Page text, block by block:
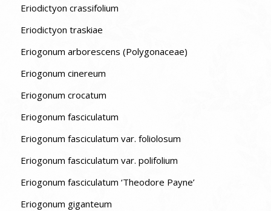
Eriodictyon crassifolium
Eriodictyon traskiae
Eriogonum arborescens (Polygonaceae)
Eriogonum cinereum
Eriogonum crocatum
Eriogonum fasciculatum
Eriogonum fasciculatum var. foliolosum
Eriogonum fasciculatum var. polifolium
Eriogonum fasciculatum ‘Theodore Payne’
Eriogonum giganteum